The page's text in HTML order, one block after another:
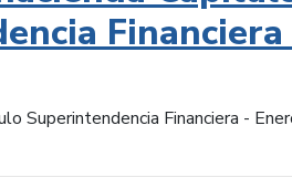
Superintendencia Financiera -